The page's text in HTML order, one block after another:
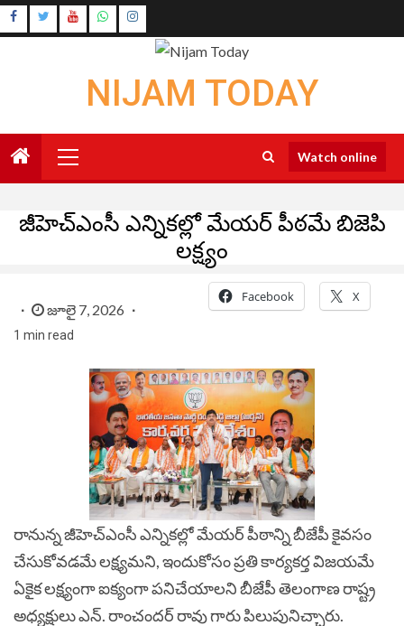
Skip
to
Instagram
NIJAM TODAY
Menu
Watch online
జీహెచ్‌ఎంసీ ఎన్నికల్లో మేయర్ పీఠమే బిజెపి
లక్ష్యం
జూలై 7, 2026
1 min read
Facebook X
రానున్న జీహెచ్‌ఎంసీ ఎన్నికల్లో మేయర్ పీఠాన్ని బీజేపీ కైవసం
చేసుకోవడమే లక్ష్యమని, ఇందుకోసం ప్రతి కార్యకర్త విజయమే
ఏకైక లక్ష్యంగా ఐక్యంగా పనిచేయాలని బీజేపీ తెలంగాణ రాష్ట్ర
అధ్యక్షులు ఎన్. రాంచందర్ రావు గారు పిలుపునిచ్చారు.